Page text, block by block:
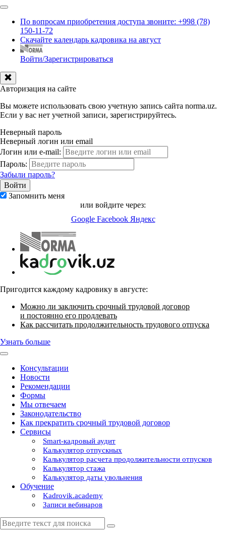
По вопросам приобретения доступа звоните: +998 (78)
150-11-72
Скачайте календарь кадровика на август
Войти/Зарегистрироваться
Авторизация на сайте
Вы можете использовать свою учетную запись сайта norma.uz.
Если у вас нет учетной записи, зарегистрируйтесь.
Неверный пароль
Неверный логин или email
Логин или e-mail:
Пароль:
Забыли пароль?
Запомнить меня
или войдите через:
Google Facebook Яндекс
Пригодится каждому кадровику в августе:
Можно ли заключить срочный трудовой договор
и постоянно его продлевать
Как рассчитать продолжительность трудового отпуска
Узнать больше
Консультации
Новости
Рекомендации
Формы
Мы отвечаем
Законодательство
Как прекратить срочный трудовой договор
Сервисы
Smart-кадровый аудит
Калькулятор отпускных
Калькулятор расчета продолжительности отпусков
Калькулятор стажа
Калькулятор даты увольнения
Обучение
Kadrovik.academy
Записи вебинаров